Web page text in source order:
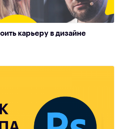
карьеру в дизайне